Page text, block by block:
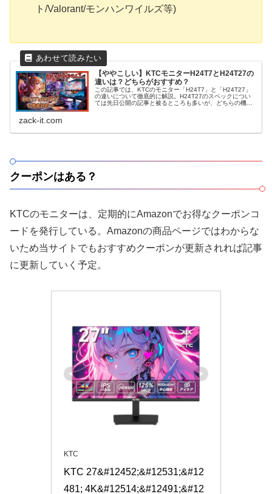
ト/Valorant/モンハンワイルズ等)
【ややこしい】KTCモニターH24T7とH24T27の
違いは？どちらがおすすめ？
この記事では、KTCのモニター「H24T7」と「H24T27」
の違いについて徹底的に解説。H24T27のスペックについ
ては先日公開の記事と被るところも多いが、どちらの機種
zack-it.com
クーポンはある？
KTCのモニターは、定期的にAmazonでお得なクーポンコ
ードを発行している。Amazonの商品ページではわからな
いため当サイトでもおすすめクーポンが更新されれば記事
に更新していく予定。
KTC
KTC 27&#12452;&#12531;&#12
481; 4K&#12514;&#12491;&#12